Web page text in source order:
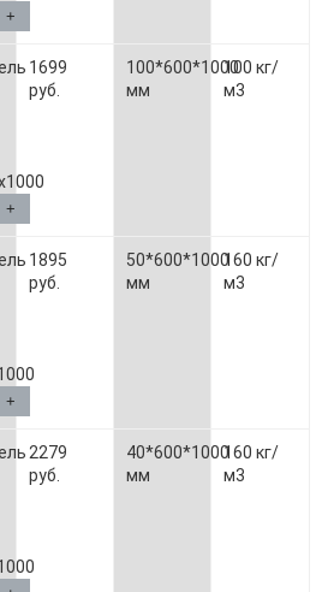
+
+
1699
руб.
100*600*1000
мм
100 кг/
м3
+
1895
руб.
50*600*1000
мм
160 кг/
м3
2279
руб.
40*600*1000
мм
160 кг/
м3